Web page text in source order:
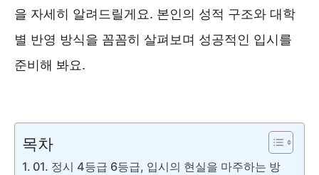
을 자세히 알려드릴게요. 본인의 성적 구조와 대학
별 반영 방식을 꼼꼼히 살펴보며 성공적인 입시를
준비해 봐요.
목차
01. 정시 4등급 6등급, 입시의 현실을 마주하는 방